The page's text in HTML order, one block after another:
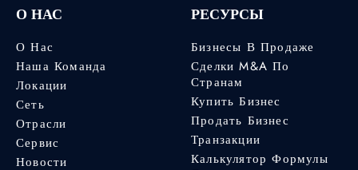
О НАС
О Нас
Наша Команда
Локации
Сеть
Отрасли
Сервис
Новости
РЕСУРСЫ
Бизнесы В Продаже
Сделки M&A По
Странам
Купить Бизнес
Продать Бизнес
Транзакции
Калькулятор Формулы